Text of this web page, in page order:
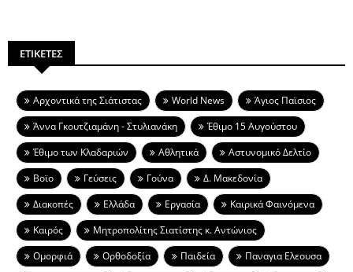
ΕΤΙΚΕΤΕΣ
Aρχοντικά της Σιάτιστας World News
Άγιος Παϊσιος
Άννα Γκουτζιαμάνη - Στυλιανάκη
Έθιμο 15 Αυγούστου
Έθιμο των Κλαδαριών
Αθλητικά
Αστυνομικό Δελτίο
Βοϊο
Γεύσεις Γούνα
Δ. Μακεδονία
Διακοπές
Ελλάδα Εργασία
Καιρικά Φαινόμενα
Καιρός
Μητροπολίτης Σιατίστης κ. Αντώνιος
Ομορφιά
Ορθοδοξία Παιδεία
Παναγια Ελεουσα